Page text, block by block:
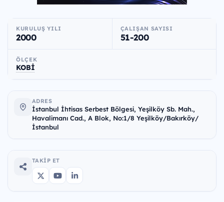
KURULUŞ YILI
2000
ÇALIŞAN SAYISI
51-200
ÖLÇEK
KOBİ
ADRES
İstanbul İhtisas Serbest Bölgesi, Yeşilköy Sb. Mah.,
Havalimanı Cad., A Blok, No:1/8 Yeşilköy/Bakırköy/
İstanbul
TAKIP ET